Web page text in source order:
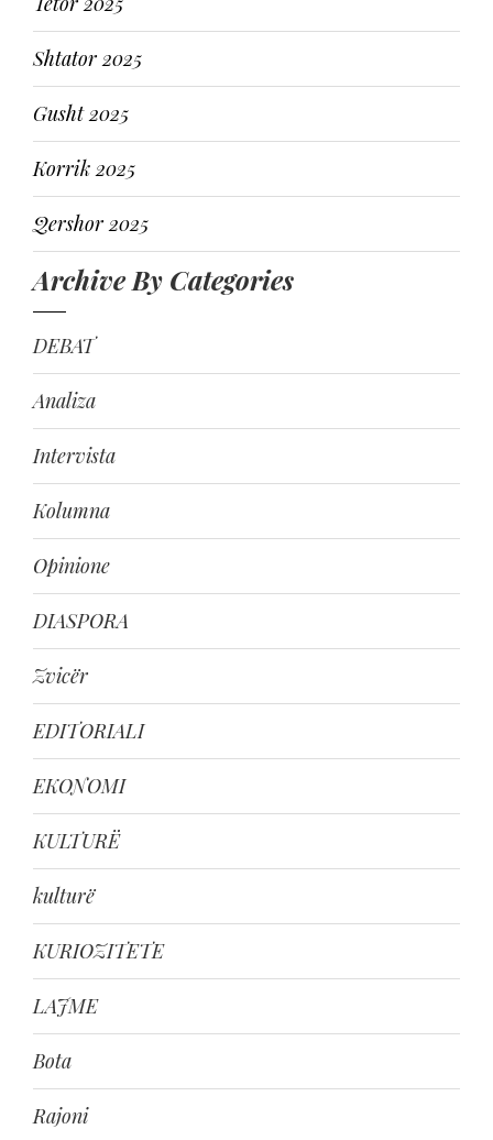
Shtator 2025
Gusht 2025
Korrik 2025
Qershor 2025
Archive By Categories
DEBAT
Analiza
Intervista
Kolumna
Opinione
DIASPORA
Zvicër
EDITORIALI
EKONOMI
KULTURË
kulturë
KURIOZITETE
LAJME
Bota
Rajoni